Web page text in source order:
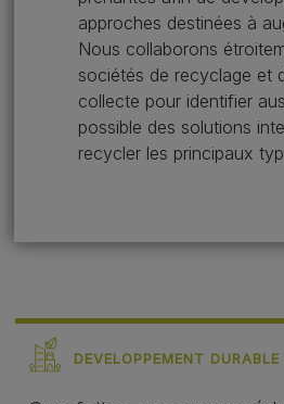
approches destinées à
Nous collaborons
sociétés de recyclage et
collecte pour identifier
possible des solutions
recycler les principaux
DEVELOPPEMENT DURABLE